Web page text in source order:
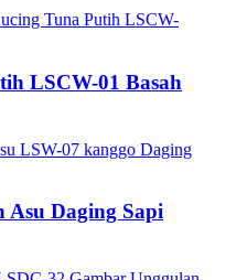
LSCW-01 Basah
Asu Daging Sapi